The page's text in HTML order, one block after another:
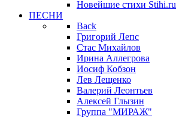
Новейшие стихи Stihi.ru
ПЕСНИ
Back
Григорий Лепс
Стас Михайлов
Ирина Аллегрова
Иосиф Кобзон
Лев Лещенко
Валерий Леонтьев
Алексей Глызин
Группа "МИРАЖ"